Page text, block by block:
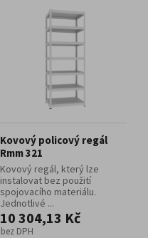
Kovový policový regál
Rmm 321
Kovový regál, který lze
instalovat bez použití
spojovacího materiálu.
Jednotlivé ...
10 304,13 Kč
bez DPH